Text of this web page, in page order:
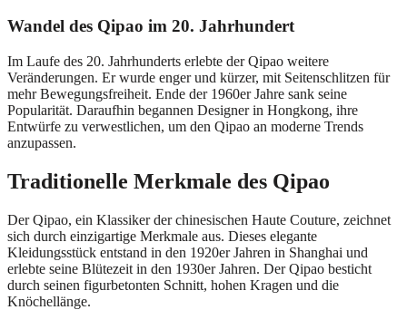
Wandel des Qipao im 20. Jahrhundert
Im Laufe des 20. Jahrhunderts erlebte der Qipao weitere
Veränderungen. Er wurde enger und kürzer, mit Seitenschlitzen für
mehr Bewegungsfreiheit. Ende der 1960er Jahre sank seine
Popularität. Daraufhin begannen Designer in Hongkong, ihre
Entwürfe zu verwestlichen, um den Qipao an moderne Trends
anzupassen.
Traditionelle Merkmale des Qipao
Der Qipao, ein Klassiker der chinesischen Haute Couture, zeichnet
sich durch einzigartige Merkmale aus. Dieses elegante
Kleidungsstück entstand in den 1920er Jahren in Shanghai und
erlebte seine Blütezeit in den 1930er Jahren. Der Qipao besticht
durch seinen figurbetonten Schnitt, hohen Kragen und die
Knöchellänge.